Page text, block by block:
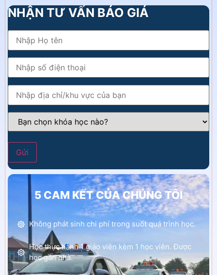
NHẬN TƯ VẤN BÁO GIÁ
5 CAM KẾT CỦA CHÚNG TÔI
Không phát sinh chi phí trong suốt quá trình học.
Học thực hành 1 giáo viên kèm 1 học viên. Được
học gần nhà.